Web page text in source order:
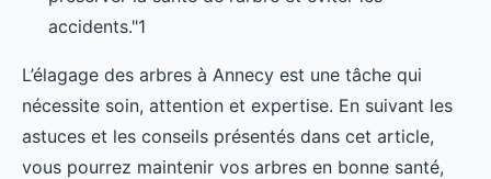
accidents."1
L’élagage des arbres à Annecy est une tâche qui
nécessite soin, attention et expertise. En suivant les
astuces et les conseils présentés dans cet article,
vous pourrez maintenir vos arbres en bonne santé,